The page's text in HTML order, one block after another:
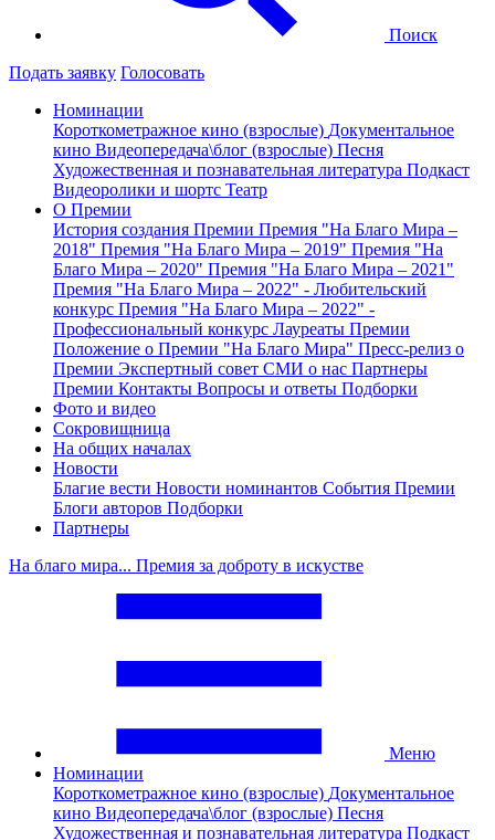
Поиск
Подать заявку Голосовать
Номинации
Короткометражное кино (взрослые) Документальное
кино Видеопередача\блог (взрослые) Песня
Художественная и познавательная литература Подкаст
Видеоролики и шортс Театр
О Премии
История создания Премии Премия "На Благо Мира –
2018" Премия "На Благо Мира – 2019" Премия "На
Благо Мира – 2020" Премия "На Благо Мира – 2021"
Премия "На Благо Мира – 2022" - Любительский
конкурс Премия "На Благо Мира – 2022" -
Профессиональный конкурс Лауреаты Премии
Положение о Премии "На Благо Мира" Пресс-релиз о
Премии Экспертный совет СМИ о нас Партнеры
Премии Контакты Вопросы и ответы Подборки
Фото и видео
Сокровищница
На общих началах
Новости
Благие вести Новости номинантов События Премии
Блоги авторов Подборки
Партнеры
На благо мира... Премия за доброту в искустве
Меню
Номинации
Короткометражное кино (взрослые) Документальное
кино Видеопередача\блог (взрослые) Песня
Художественная и познавательная литература Подкаст